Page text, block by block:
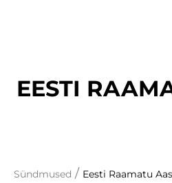
EESTI
Sündmused / Eesti Raamatu